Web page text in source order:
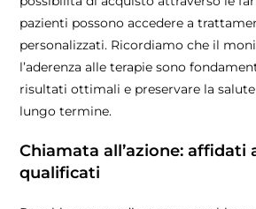
pazienti possono accedere a
personalizzati. Ricordiamo che il
l’aderenza alle terapie sono
risultati ottimali e preservare la salute
lungo termine.
Chiamata all’azione: affidati
qualificati